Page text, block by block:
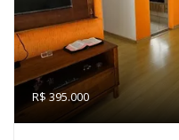
R$ 395.000